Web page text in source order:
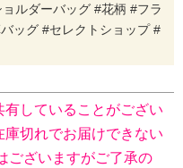
ルダーバッグ #花柄 #フラ
ッグ #セレクトショップ #
していることがござい
切れでお届けできない
ございますがご了承の